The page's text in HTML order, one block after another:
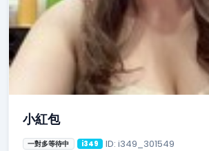
小紅包
一對多等待中 i349 ID: i349_301549